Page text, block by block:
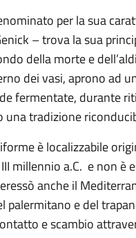
per la sua
– trova la sua
della morte e
dei vasi, aprono ad
fermentate, durante
una tradizione
è localizzabile
millennio a.C. e non è
anche il
palermitano e del
e scambio